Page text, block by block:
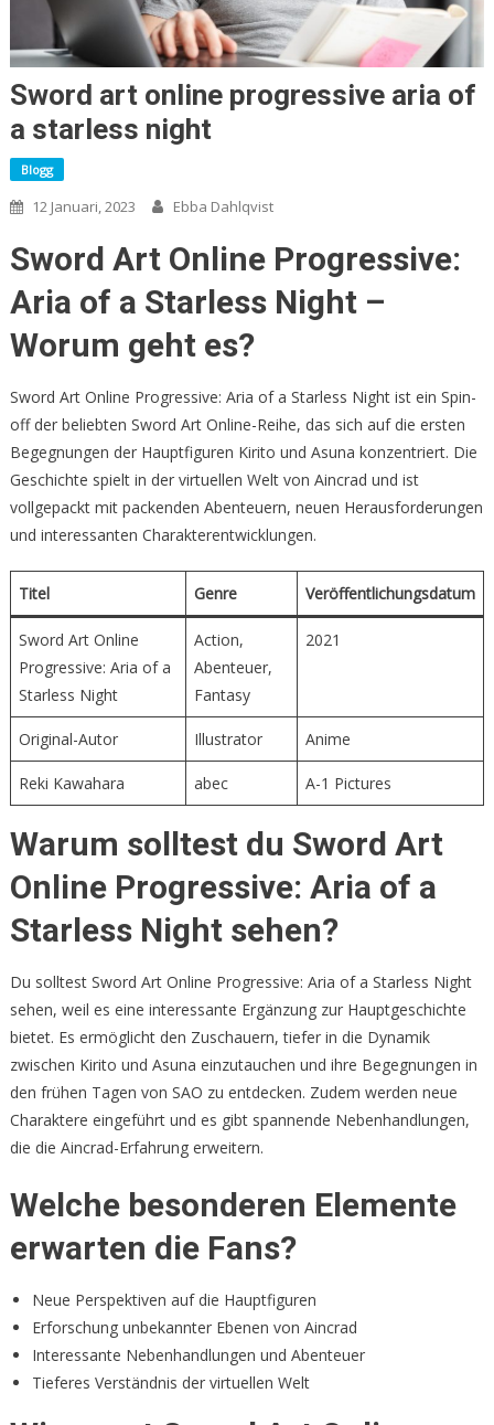
Sword art online progressive aria of
a starless night
Blogg
12 Januari, 2023 Ebba Dahlqvist
Sword Art Online Progressive:
Aria of a Starless Night –
Worum geht es?
Sword Art Online Progressive: Aria of a Starless Night ist ein Spin-
off der beliebten Sword Art Online-Reihe, das sich auf die ersten
Begegnungen der Hauptfiguren Kirito und Asuna konzentriert. Die
Geschichte spielt in der virtuellen Welt von Aincrad und ist
vollgepackt mit packenden Abenteuern, neuen Herausforderungen
und interessanten Charakterentwicklungen.
Titel Genre Veröffentlichungsdatum
Sword Art Online
Progressive: Aria of a
Starless Night
Action,
Abenteuer,
Fantasy
2021
Original-Autor Illustrator Anime
Reki Kawahara abec A-1 Pictures
Warum solltest du Sword Art
Online Progressive: Aria of a
Starless Night sehen?
Du solltest Sword Art Online Progressive: Aria of a Starless Night
sehen, weil es eine interessante Ergänzung zur Hauptgeschichte
bietet. Es ermöglicht den Zuschauern, tiefer in die Dynamik
zwischen Kirito und Asuna einzutauchen und ihre Begegnungen in
den frühen Tagen von SAO zu entdecken. Zudem werden neue
Charaktere eingeführt und es gibt spannende Nebenhandlungen,
die die Aincrad-Erfahrung erweitern.
Welche besonderen Elemente
erwarten die Fans?
Neue Perspektiven auf die Hauptfiguren
Erforschung unbekannter Ebenen von Aincrad
Interessante Nebenhandlungen und Abenteuer
Tieferes Verständnis der virtuellen Welt